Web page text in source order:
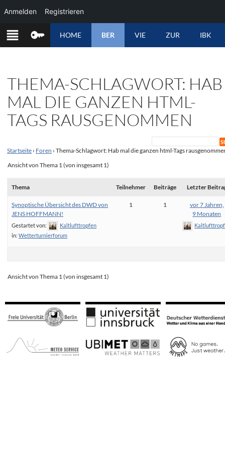
ZUM
INHALT
HOME BER VIE ZUR IBK
THEMA-SCHLAGWORT: HAB
MAL DIE GANZEN HTML-
TAGS RAUSGENOMMEN
Startseite › Foren › Thema-Schlagwort: Hab mal die ganzen html-Tags
Ansicht von Thema 1 (von insgesamt 1)
Thema Teilnehmer Beiträge Letzter
Synoptische Übersicht des DWD von
JENS HOFFMANN!
Gestartet von:
Kaltlufttropfen
in:Wetterturnierforum
1 1
vor 7 Jahren,
9 Monaten
Ansicht von Thema 1 (von insgesamt 1)
Anmelden Registrieren